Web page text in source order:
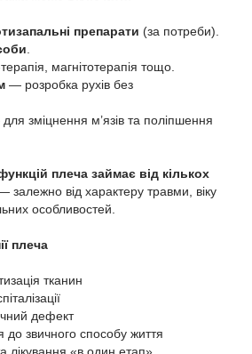
препарати (за потреби).
магнітотерапія тощо.
— розробка рухів без
зміцнення м’язів та поліпшення
плеча займає від кількох
залежно від характеру травми, віку
особливостей.
плеча
тканин
дефект
звичного способу життя